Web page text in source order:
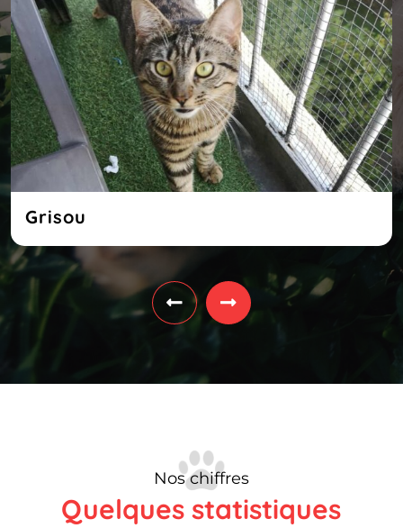
Grisou
Nos chiffres
Quelques statistiques